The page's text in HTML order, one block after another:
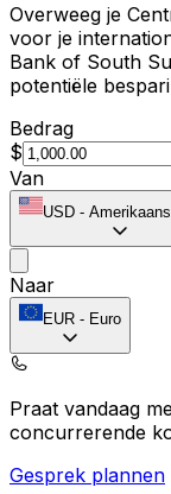
Overweeg je
voor je
Bank of South
potentiële
Bedrag
$
Van
USD -
Naar
EUR - Euro
Praat vandaag
concurrerende
Gesprek plannen